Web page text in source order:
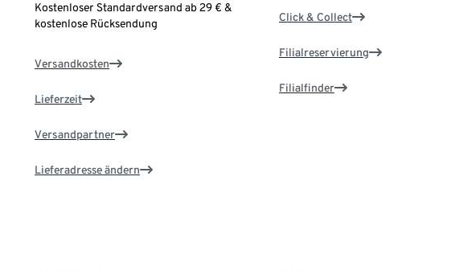
Kostenloser Standardversand ab 29 € &
kostenlose Rücksendung
Versandkosten
Lieferzeit
Versandpartner
Lieferadresse ändern
Click & Collect
Filialreservierung
Filialfinder